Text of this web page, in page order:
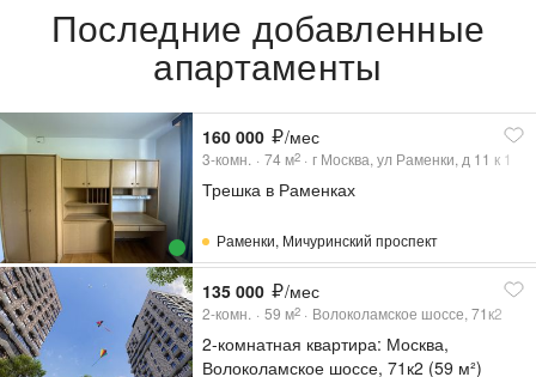
Последние добавленные
апартаменты
160 000 /мес
3-комн. 74 м2 г Москва, ул Раменки, д 11 к 1
Трешка в Раменках
Раменки, Мичуринский проспект
135 000 /мес
2-комн. 59 м2 Волоколамское шоссе, 71к2
2-комнатная квартира: Москва,
Волоколамское шоссе, 71к2 (59 м²)